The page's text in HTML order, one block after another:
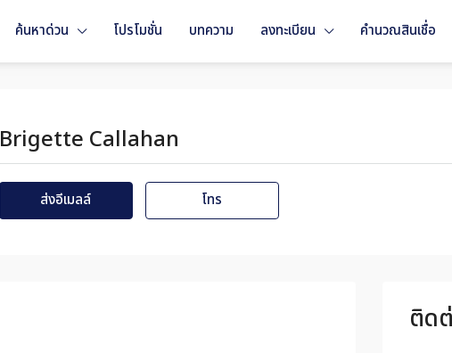
ค้นหาด่วน โปรโมชั่น บทความ ลงทะเบียน คำนวณสินเชื่อ
Brigette Callahan
ส่งอีเมลล์ โทร
ติด